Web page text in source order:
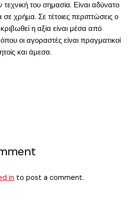
τεχνική του σημασία. Είναι αδύνατο
σε χρήμα. Σε τέτοιες περιπτώσεις ο
η αξία είναι μέσα από
οι αγοραστές είναι πραγματικοί
και άμεσα.
in to post a comment.